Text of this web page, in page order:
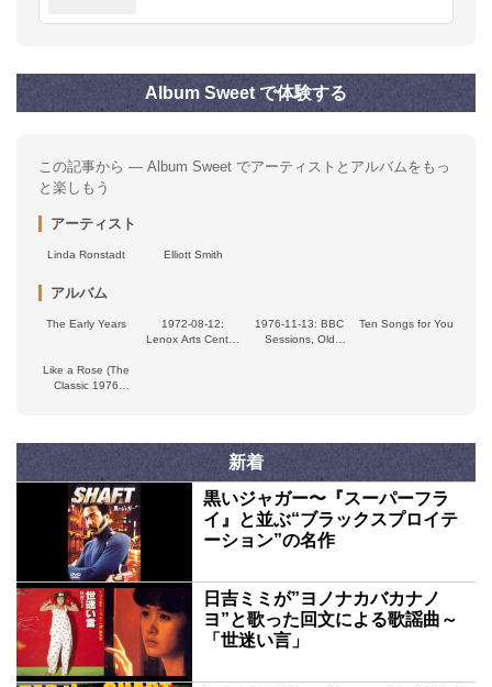
Album Sweet で体験する
この記事から — Album Sweet でアーティストとアルバムをもっ
と楽しもう
アーティスト
Linda Ronstadt Elliott Smith
アルバム
The Early Years
1972-08-12:
Lenox Arts Center,
1976-11-13: BBC
Sessions, Old
Ten Songs for You
Like a Rose (The
Classic 1976
新着
黒いジャガー〜『スーパーフラ
イ』と並ぶ“ブラックスプロイテ
ーション”の名作
日吉ミミが”ヨノナカバカナノ
ヨ”と歌った回文による歌謡曲～
「世迷い言」